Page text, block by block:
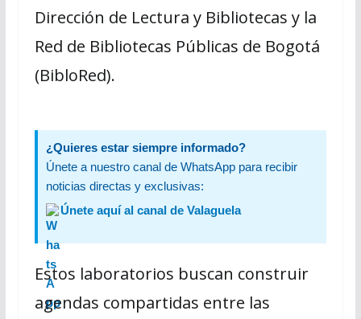
Dirección de Lectura y Bibliotecas y la
Red de Bibliotecas Públicas de Bogotá
(BibloRed).
¿Quieres estar siempre informado?
Únete a nuestro canal de WhatsApp para recibir
noticias directas y exclusivas:
Únete aquí al canal de Valaguela
Estos laboratorios buscan construir
agendas compartidas entre las